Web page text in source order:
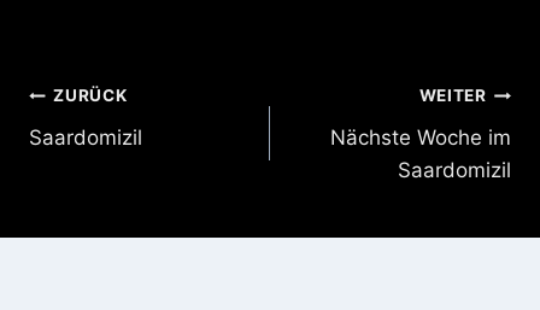
Beitragsnavigation
ZURÜCK
Saardomizil
WEITER
Nächste Woche im
Saardomizil